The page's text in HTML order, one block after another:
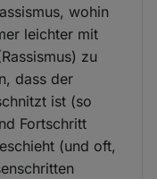
wohin
leichter mit
zu
dass der
ist (so
Fortschritt
(und oft,